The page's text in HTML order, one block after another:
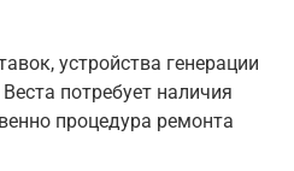
устройства генерации
потребует наличия
процедура ремонта